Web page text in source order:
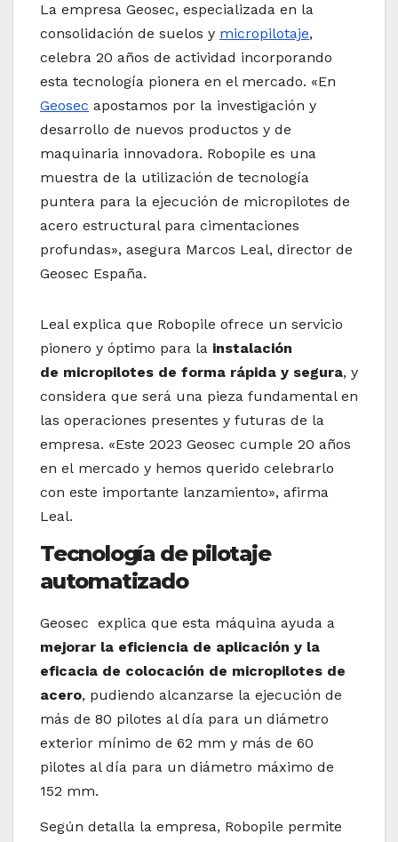
La empresa Geosec, especializada en la
consolidación de suelos y micropilotaje,
celebra 20 años de actividad incorporando
esta tecnología pionera en el mercado. «En
Geosec apostamos por la investigación y
desarrollo de nuevos productos y de
maquinaria innovadora. Robopile es una
muestra de la utilización de tecnología
puntera para la ejecución de micropilotes de
acero estructural para cimentaciones
profundas», asegura Marcos Leal, director de
Geosec España.
Leal explica que Robopile ofrece un servicio
pionero y óptimo para la instalación
de micropilotes de forma rápida y segura, y
considera que será una pieza fundamental en
las operaciones presentes y futuras de la
empresa. «Este 2023 Geosec cumple 20 años
en el mercado y hemos querido celebrarlo
con este importante lanzamiento», afirma
Leal.
Tecnología de pilotaje
automatizado
Geosec explica que esta máquina ayuda a
mejorar la eficiencia de aplicación y la
eficacia de colocación de micropilotes de
acero, pudiendo alcanzarse la ejecución de
más de 80 pilotes al día para un diámetro
exterior mínimo de 62 mm y más de 60
pilotes al día para un diámetro máximo de
152 mm.
Según detalla la empresa, Robopile permite